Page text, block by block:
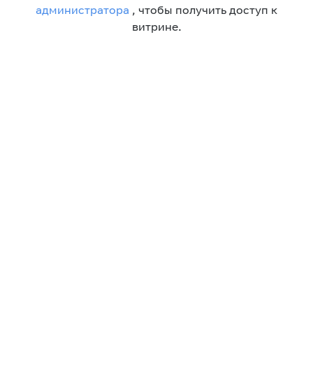
администратора , чтобы получить доступ к
витрине.